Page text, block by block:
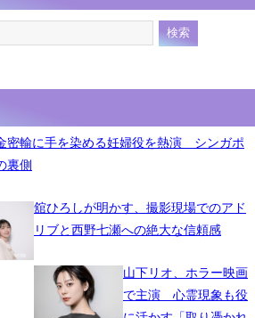
密輸に手を染める妊婦役を熱演 シンガポ
裏側
舘ひろしが明かす、撮影現場でのアド
リブと西野七瀬への絶大な信頼感
山下リオ、ホラー映画
で主演 心霊現象も役